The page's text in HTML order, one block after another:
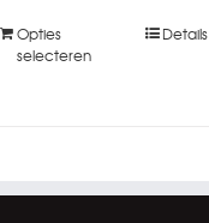
Opties
selecteren
Details